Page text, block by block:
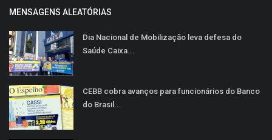
MENSAGENS ALEATÓRIAS
Dia Nacional de Mobilização leva defesa do
Saúde Caixa...
CEBB cobra avanços para funcionários do Banco
do Brasil...